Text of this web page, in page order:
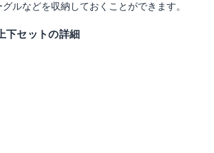
ルなどを収納しておくことができます。
下セットの詳細